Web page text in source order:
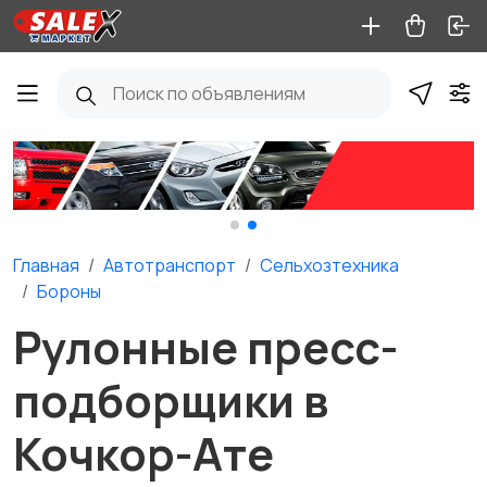
Главная Автотранспорт
Сельхозтехника
Бороны
Рулонные пресс-
подборщики в
Кочкор-Ате